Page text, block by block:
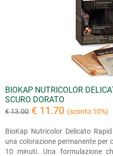
BIOKAP NUTRICOLOR
SCURO DORATO
€ 13.00 € 11.70 (sconto 10%)
BioKap Nutricolor Delicato
una colorazione permanente per
10 minuti. Una formulazione